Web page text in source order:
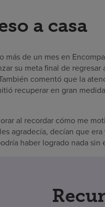
a casa
más de un mes en
su meta final de
comentó que la
recuperar en gran
al recordar cómo me
agradecía, decían que
haber logrado nada sin